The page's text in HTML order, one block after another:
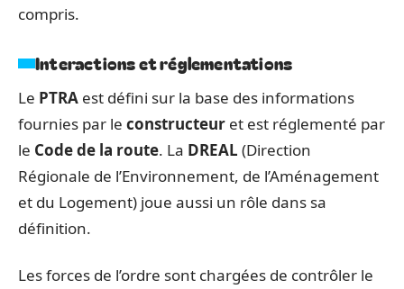
compris.
Interactions et réglementations
Le PTRA est défini sur la base des informations
fournies par le constructeur et est réglementé par
le Code de la route. La DREAL (Direction
Régionale de l’Environnement, de l’Aménagement
et du Logement) joue aussi un rôle dans sa
définition.
Les forces de l’ordre sont chargées de contrôler le